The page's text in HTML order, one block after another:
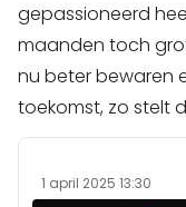
gepassioneerd
maanden toch
nu beter bewaren
toekomst, zo stelt
1 april 2025 13:30